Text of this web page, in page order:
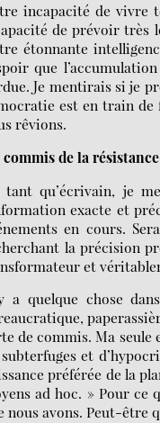
incapacité de vivre
de prévoir très
étonnante
que
Je mentirais si je
est en train
rêvions.
commis de la résistance
tant qu’écrivain, je
exacte et
en cours.
la précision
et
a quelque chose
de commis. Ma seule
et
préférée de la
ad hoc. » Pour ce
nous avons. Peut-être